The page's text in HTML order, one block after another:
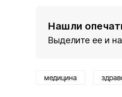
Нашли
Выделите ее и
медицина